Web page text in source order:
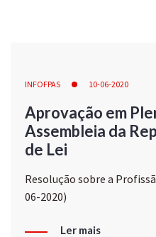
INFOFPAS 10-06-2020
Aprovação em
Assembleia da
de Lei
Resolução sobre a
06-2020)
Ler mais